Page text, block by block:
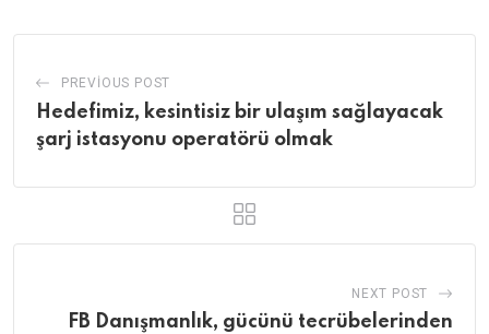
PREVIOUS POST
Hedefimiz, kesintisiz bir ulaşım sağlayacak
şarj istasyonu operatörü olmak
NEXT POST
FB Danışmanlık, gücünü tecrübelerinden